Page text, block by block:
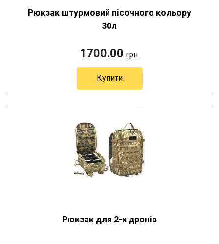
Рюкзак штурмовий пісочного кольору
30л
1700.00 грн.
Купити
Рюкзак для 2-х дронів